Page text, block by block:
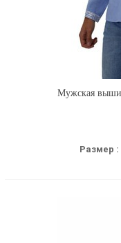
Мужская
Размер :